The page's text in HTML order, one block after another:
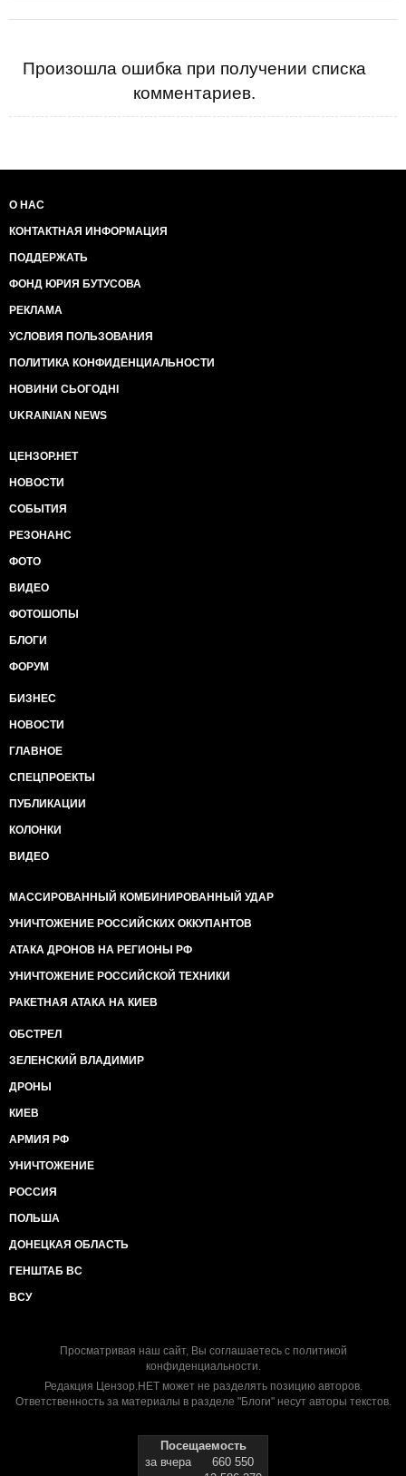
Произошла ошибка при получении списка
комментариев.
О НАС
КОНТАКТНАЯ ИНФОРМАЦИЯ
ПОДДЕРЖАТЬ
ФОНД ЮРИЯ БУТУСОВА
РЕКЛАМА
УСЛОВИЯ ПОЛЬЗОВАНИЯ
ПОЛИТИКА КОНФИДЕНЦИАЛЬНОСТИ
НОВИНИ СЬОГОДНІ
UKRAINIAN NEWS
ЦЕНЗОР.НЕТ
НОВОСТИ
СОБЫТИЯ
РЕЗОНАНС
ФОТО
ВИДЕО
ФОТОШОПЫ
БЛОГИ
ФОРУМ
БИЗНЕС
НОВОСТИ
ГЛАВНОЕ
СПЕЦПРОЕКТЫ
ПУБЛИКАЦИИ
КОЛОНКИ
ВИДЕО
МАССИРОВАННЫЙ КОМБИНИРОВАННЫЙ УДАР
УНИЧТОЖЕНИЕ РОССИЙСКИХ ОККУПАНТОВ
АТАКА ДРОНОВ НА РЕГИОНЫ РФ
УНИЧТОЖЕНИЕ РОССИЙСКОЙ ТЕХНИКИ
РАКЕТНАЯ АТАКА НА КИЕВ
ОБСТРЕЛ
ЗЕЛЕНСКИЙ ВЛАДИМИР
ДРОНЫ
КИЕВ
АРМИЯ РФ
УНИЧТОЖЕНИЕ
РОССИЯ
ПОЛЬША
ДОНЕЦКАЯ ОБЛАСТЬ
ГЕНШТАБ ВС
ВСУ
Просматривая наш сайт, Вы соглашаетесь с политикой
конфиденциальности.
Редакция Цензор.НЕТ может не разделять позицию авторов.
Ответственность за материалы в разделе "Блоги" несут авторы текстов.
Посещаемость
за вчера
660 550